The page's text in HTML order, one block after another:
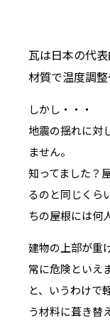
瓦は日本の代
材質で温度調整
しかし・・・
地震の揺れに対
ません。
知ってました？
るのと同じくら
ちの屋根には何
建物の上部が重
常に危険といえ
と、いうわけで
う材料に葺き替